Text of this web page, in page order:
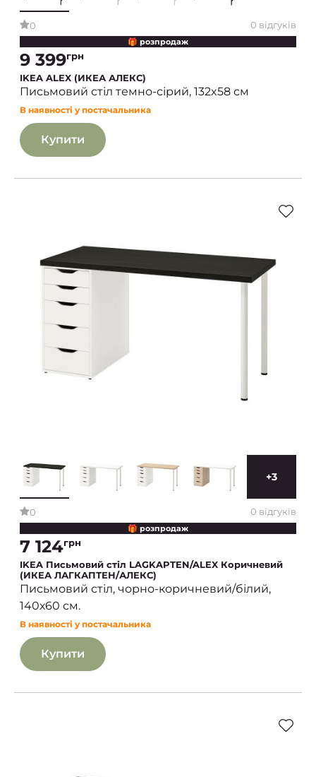
0 0 відгуків
🎁 розпродаж
9 399грн
IKEA ALEX (ИКЕА АЛЕКС)
Письмовий стіл темно-сірий, 132x58 см
В наявності у постачальника
Купити
+3
0 0 відгуків
🎁 розпродаж
7 124грн
IKEA Письмовий стіл LAGKAPTEN/ALEX Коричневий
(ИКЕА ЛАГКАПТЕН/АЛЕКС)
Письмовий стіл, чорно-коричневий/білий,
140х60 см.
В наявності у постачальника
Купити